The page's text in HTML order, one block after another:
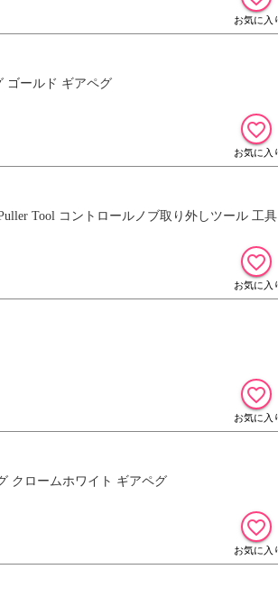
ゴールド ギアペグ
Tool コントロールノブ取り外しツール 工具
クロームホワイト ギアペグ